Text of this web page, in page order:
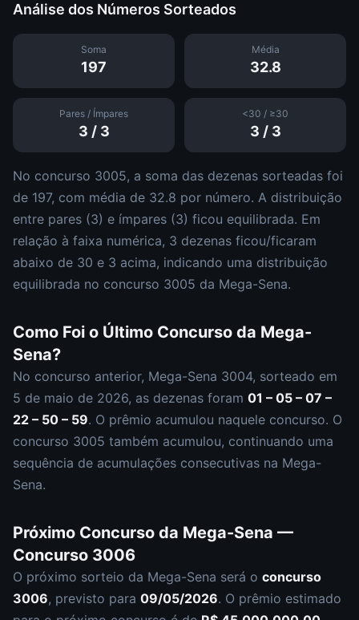
Análise dos Números Sorteados
Soma
197
Média
32.8
Pares / Ímpares
3 / 3
<30 / ≥30
3 / 3
No concurso 3005, a soma das dezenas sorteadas foi
de 197, com média de 32.8 por número. A distribuição
entre pares (3) e ímpares (3) ficou equilibrada. Em
relação à faixa numérica, 3 dezenas ficou/ficaram
abaixo de 30 e 3 acima, indicando uma distribuição
equilibrada no concurso 3005 da Mega-Sena.
Como Foi o Último Concurso da Mega-
Sena?
No concurso anterior, Mega-Sena 3004, sorteado em
5 de maio de 2026, as dezenas foram 01 – 05 – 07 –
22 – 50 – 59. O prêmio acumulou naquele concurso. O
concurso 3005 também acumulou, continuando uma
sequência de acumulações consecutivas na Mega-
Sena.
Próximo Concurso da Mega-Sena —
Concurso 3006
O próximo sorteio da Mega-Sena será o concurso
3006, previsto para 09/05/2026. O prêmio estimado